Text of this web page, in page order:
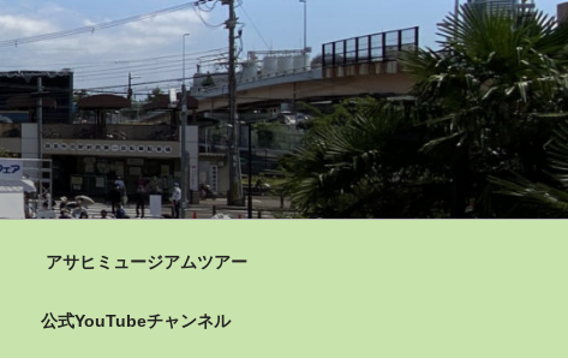
アサヒミュージアムツアー
公式YouTubeチャンネル